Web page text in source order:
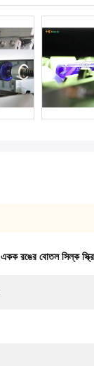
একক রঙের বোতল সিল্ক স্ক্রিন